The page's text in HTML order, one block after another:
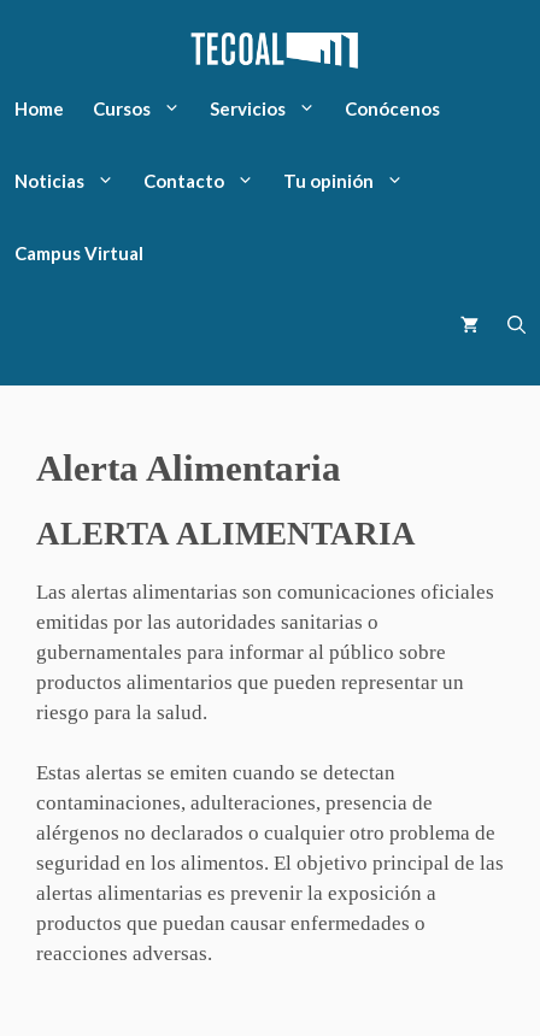
Home Cursos Servicios Conócenos
Noticias Contacto Tu opinión
Campus Virtual
Alerta Alimentaria
ALERTA ALIMENTARIA
Las alertas alimentarias son comunicaciones oficiales
emitidas por las autoridades sanitarias o
gubernamentales para informar al público sobre
productos alimentarios que pueden representar un
riesgo para la salud.
Estas alertas se emiten cuando se detectan
contaminaciones, adulteraciones, presencia de
alérgenos no declarados o cualquier otro problema de
seguridad en los alimentos. El objetivo principal de las
alertas alimentarias es prevenir la exposición a
productos que puedan causar enfermedades o
reacciones adversas.